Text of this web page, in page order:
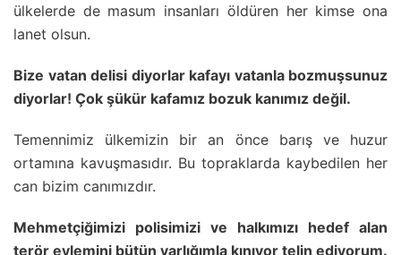
ülkelerde de masum insanları öldüren her kimse ona
lanet olsun.
Bize vatan delisi diyorlar kafayı vatanla bozmuşsunuz
diyorlar! Çok şükür kafamız bozuk kanımız değil.
Temennimiz ülkemizin bir an önce barış ve huzur
ortamına kavuşmasıdır. Bu topraklarda kaybedilen her
can bizim canımızdır.
Mehmetçiğimizi polisimizi ve halkımızı hedef alan
terör eylemini bütün varlığımla kınıyor telin ediyorum.